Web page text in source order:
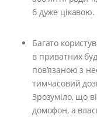
б дуже цікавою.
Багато
в приватних
пов’язаною з
тимчасовий
Зрозуміло, що
домофон, а